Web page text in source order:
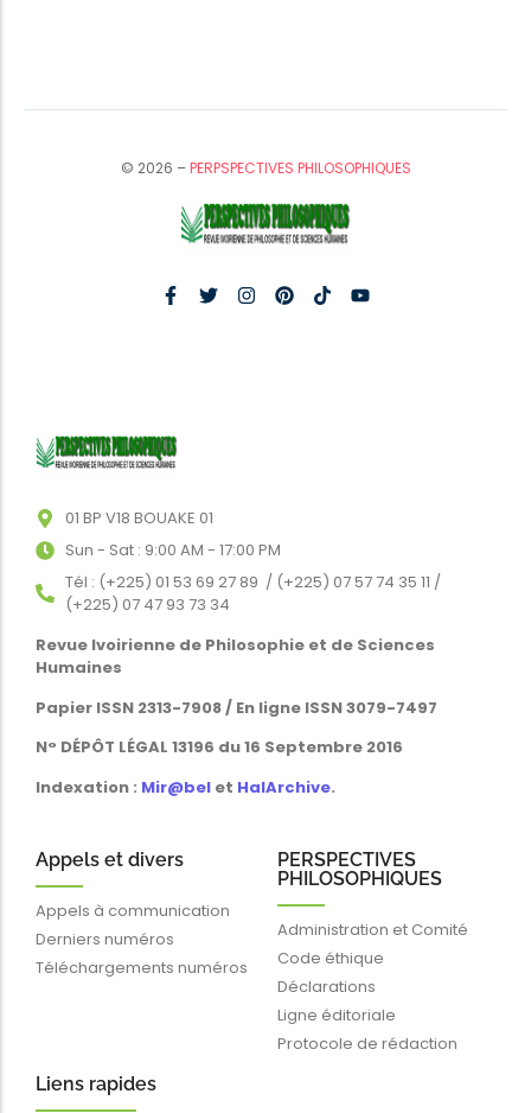
© 2026 –PERPSPECTIVES PHILOSOPHIQUES
01 BP V18 BOUAKE 01
Sun - Sat : 9:00 AM - 17:00 PM
Tél : (+225) 01 53 69 27 89 / (+225) 07 57 74 35 11 /
(+225) 07 47 93 73 34
Revue Ivoirienne de Philosophie et de Sciences
Humaines
Papier ISSN 2313-7908 / En ligne ISSN 3079-7497
N° DÉPÔT LÉGAL 13196 du 16 Septembre 2016
Indexation : Mir@bel et HalArchive.
Appels et divers
Appels à communication
Derniers numéros
Téléchargements numéros
PERSPECTIVES
PHILOSOPHIQUES
Administration et Comité
Code éthique
Déclarations
Ligne éditoriale
Protocole de rédaction
Liens rapides